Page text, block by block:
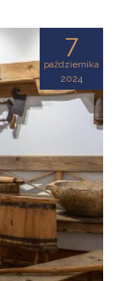
7
października
2024